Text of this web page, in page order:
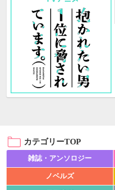
カテゴリーTOP
雑誌・アンソロジー
ノベルズ